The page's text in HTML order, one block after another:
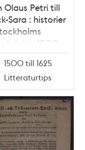
Olaus Petri till
Sara : historier
1500-
/ Åke Eriksson
1500 till 1625
Litteraturtips